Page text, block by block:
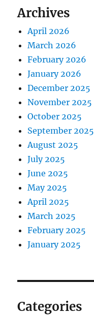
Archives
April 2026
March 2026
February 2026
January 2026
December 2025
November 2025
October 2025
September 2025
August 2025
July 2025
June 2025
May 2025
April 2025
March 2025
February 2025
January 2025
Categories